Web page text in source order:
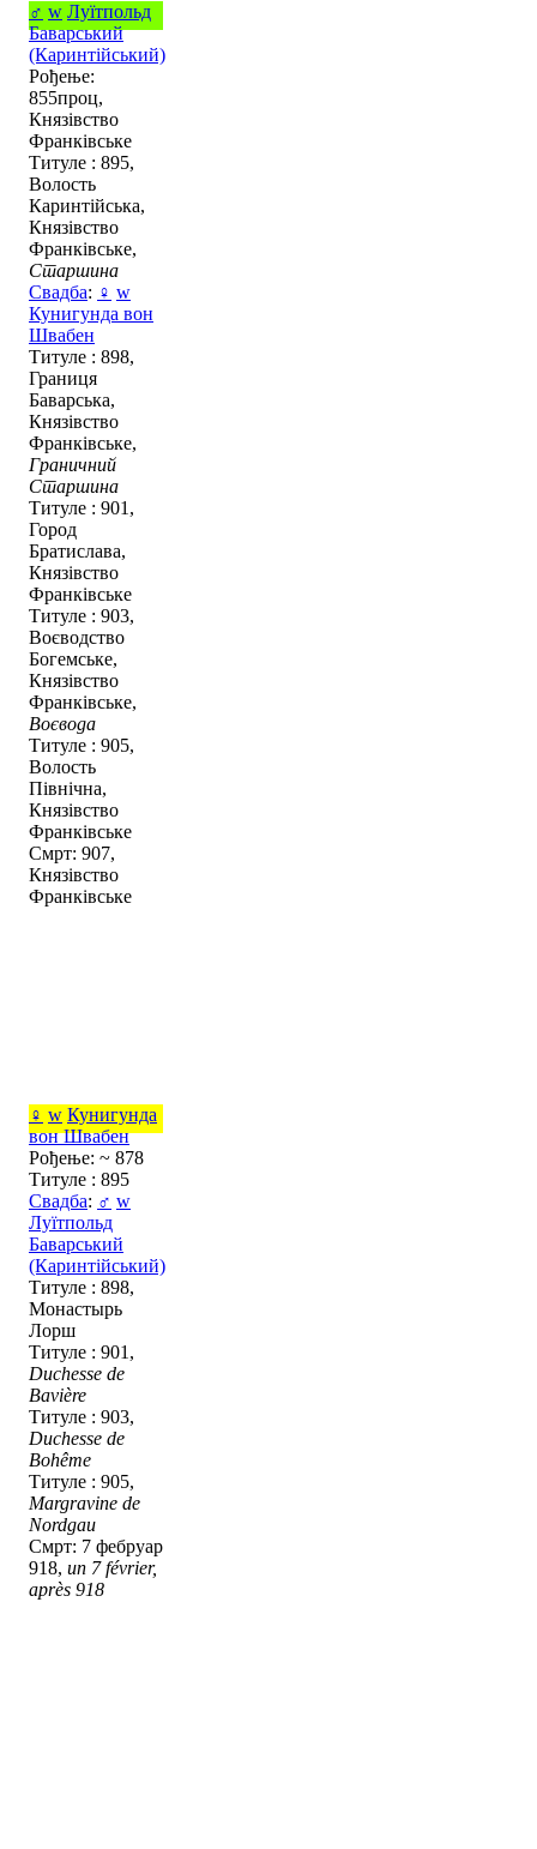
♂ w Луїтпольд
Баварський
(Каринтійський)
Рођење:
855проц,
Князівство
Франківське
Титуле : 895,
Волость
Каринтійська,
Князівство
Франківське,
Старшина
Свадба: ♀ w
Кунигунда вон
Швабен
Титуле : 898,
Границя
Баварська,
Князівство
Франківське,
Граничний
Старшина
Титуле : 901,
Город
Братислава,
Князівство
Франківське
Титуле : 903,
Воєводство
Богемське,
Князівство
Франківське,
Воєвода
Титуле : 905,
Волость
Північна,
Князівство
Франківське
Смрт: 907,
Князівство
Франківське
♀ w Кунигунда
вон Швабен
Рођење: ~ 878
Титуле : 895
Свадба: ♂ w
Луїтпольд
Баварський
(Каринтійський)
Титуле : 898,
Монастырь
Лорш
Титуле : 901,
Duchesse de
Bavière
Титуле : 903,
Duchesse de
Bohême
Титуле : 905,
Margravine de
Nordgau
Смрт: 7 фебруар
918, un 7 février,
après 918